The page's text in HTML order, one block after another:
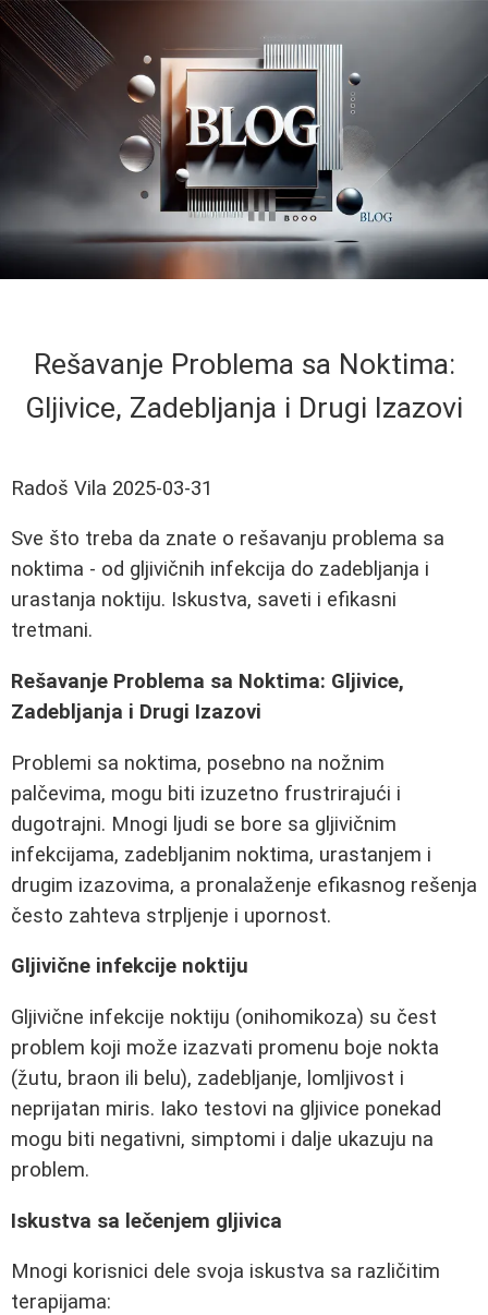
Rešavanje Problema sa Noktima:
Gljivice, Zadebljanja i Drugi Izazovi
Radoš Vila 2025-03-31
Sve što treba da znate o rešavanju problema sa
noktima - od gljivičnih infekcija do zadebljanja i
urastanja noktiju. Iskustva, saveti i efikasni
tretmani.
Rešavanje Problema sa Noktima: Gljivice,
Zadebljanja i Drugi Izazovi
Problemi sa noktima, posebno na nožnim
palčevima, mogu biti izuzetno frustrirajući i
dugotrajni. Mnogi ljudi se bore sa gljivičnim
infekcijama, zadebljanim noktima, urastanjem i
drugim izazovima, a pronalaženje efikasnog rešenja
često zahteva strpljenje i upornost.
Gljivične infekcije noktiju
Gljivične infekcije noktiju (onihomikoza) su čest
problem koji može izazvati promenu boje nokta
(žutu, braon ili belu), zadebljanje, lomljivost i
neprijatan miris. Iako testovi na gljivice ponekad
mogu biti negativni, simptomi i dalje ukazuju na
problem.
Iskustva sa lečenjem gljivica
Mnogi korisnici dele svoja iskustva sa različitim
terapijama: